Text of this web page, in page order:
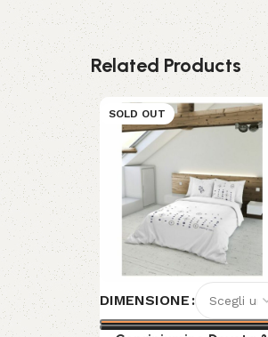
Related Products
SOLD OUT
DIMENSIONE